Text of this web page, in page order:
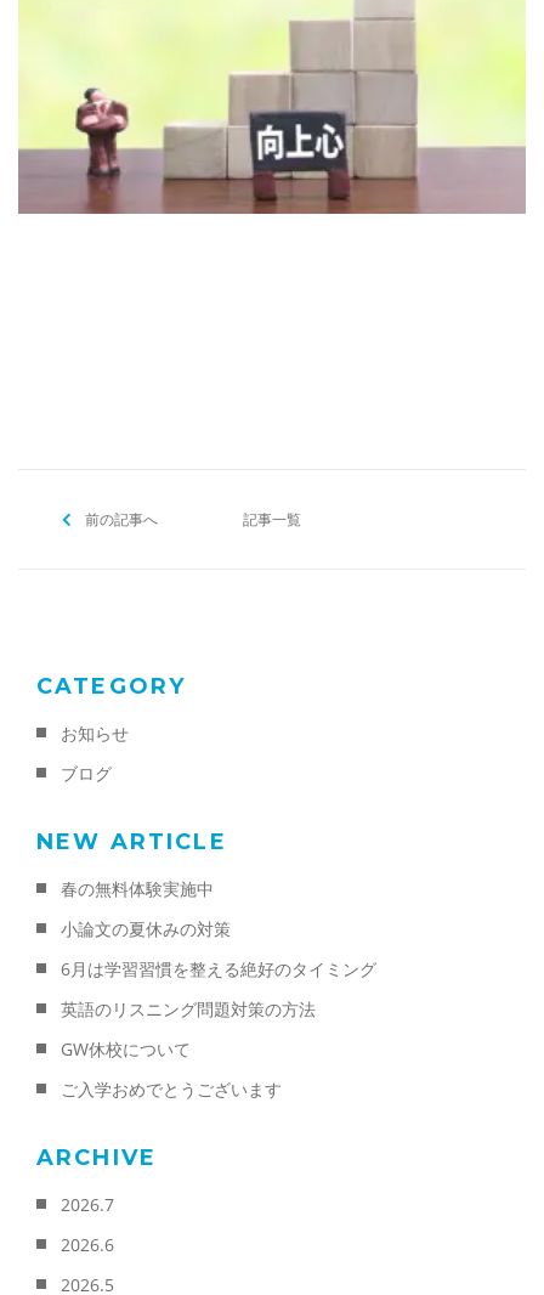
前の記事へ 記事一覧
CATEGORY
お知らせ
ブログ
NEW ARTICLE
春の無料体験実施中
小論文の夏休みの対策
6月は学習習慣を整える絶好のタイミング
英語のリスニング問題対策の方法
GW休校について
ご入学おめでとうございます
ARCHIVE
2026.7
2026.6
2026.5